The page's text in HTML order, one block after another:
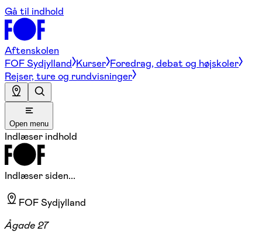
Gå til indhold
Aftenskolen
FOF Sydjylland Kurser Foredrag, debat og højskoler
Rejser, ture og rundvisninger
Open menu
Indlæser indhold
Indlæser siden...
FOF Sydjylland
Ågade 27